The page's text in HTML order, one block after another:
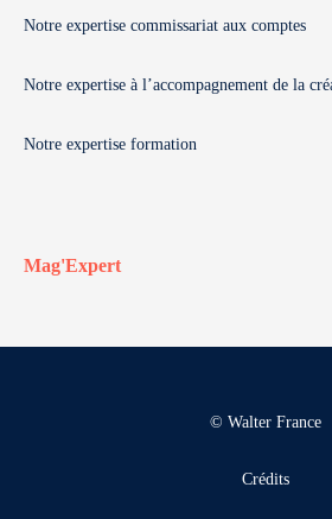
Notre expertise commissariat aux comptes
Notre expertise à l’accompagnement de la
Notre expertise formation
Mag'Expert
© Walter France
Crédits